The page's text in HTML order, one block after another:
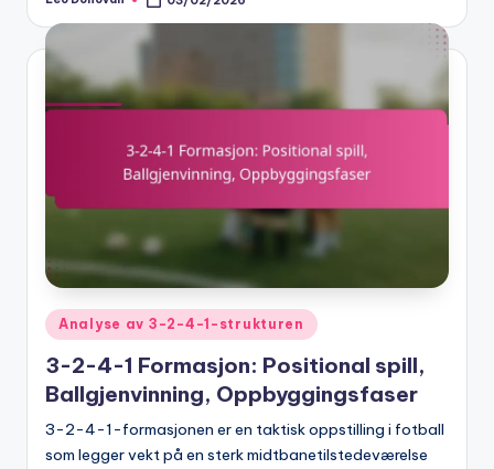
Posted
Posted
in
Analyse av 3-2-4-1-strukturen
3-2-4-1 Formasjon: Positional spill,
Ballgjenvinning, Oppbyggingsfaser
3-2-4-1-formasjonen er en taktisk oppstilling i fotball
som legger vekt på en sterk midtbanetilstedeværelse